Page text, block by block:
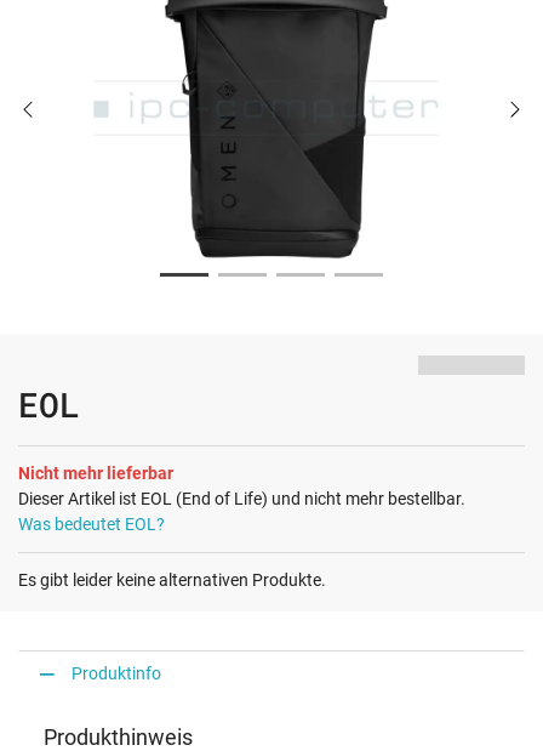
EOL
Nicht mehr lieferbar
Dieser Artikel ist EOL (End of Life) und nicht mehr bestellbar.
Was bedeutet EOL?
Es gibt leider keine alternativen Produkte.
Produktinfo
Produkthinweis